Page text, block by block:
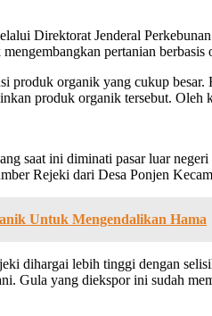
Direktorat Jenderal
pertanian
produk organik yang cukup
produk organik tersebut. Oleh
saat ini diminati pasar luar
Rejeki dari Desa Ponjen
Untuk Mengendalikan Hama
dihargai lebih tinggi dengan
Gula yang diekspor ini sudah